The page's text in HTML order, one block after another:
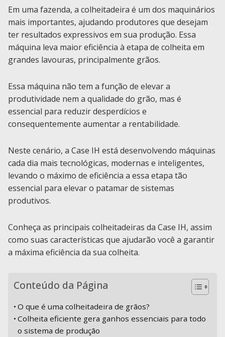
e
b
o
o
itt
er
ai
l
k
e
dI
n
at
s
A
p
p
y
Li
n
Em uma fazenda, a colheitadeira é um dos maquinários
mais importantes, ajudando produtores que desejam
ter resultados expressivos em sua produção. Essa
máquina leva maior eficiência à etapa de colheita em
grandes lavouras, principalmente grãos.
Essa máquina não tem a função de elevar a
produtividade nem a qualidade do grão, mas é
essencial para reduzir desperdícios e
consequentemente aumentar a rentabilidade.
Neste cenário, a Case IH está desenvolvendo máquinas
cada dia mais tecnológicas, modernas e inteligentes,
levando o máximo de eficiência a essa etapa tão
essencial para elevar o patamar de sistemas
produtivos.
Conheça as principais colheitadeiras da Case IH, assim
como suas características que ajudarão você a garantir
a máxima eficiência da sua colheita.
Conteúdo da Página
O que é uma colheitadeira de grãos?
Colheita eficiente gera ganhos essenciais para todo
o sistema de produção